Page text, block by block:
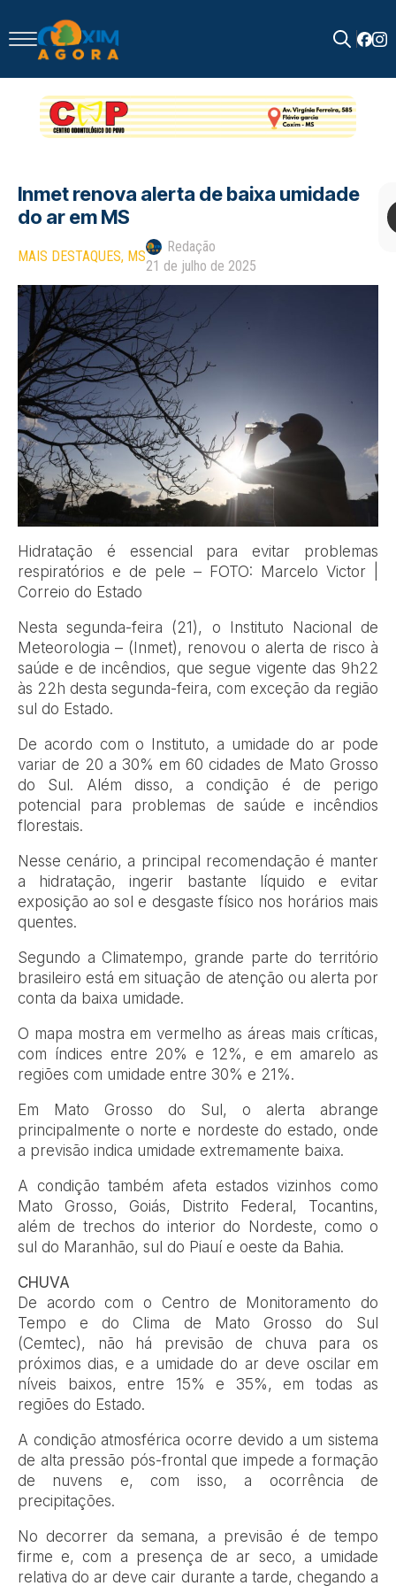
for:
Inmet renova alerta de baixa umidade
do ar em MS
MAIS DESTAQUES MS
Redação
21 de julho de 2025
Hidratação é essencial para evitar problemas
respiratórios e de pele – FOTO: Marcelo Victor |
Correio do Estado
Nesta segunda-feira (21), o Instituto Nacional de
Meteorologia – (Inmet), renovou o alerta de risco à
saúde e de incêndios, que segue vigente das 9h22
às 22h desta segunda-feira, com exceção da região
sul do Estado.
De acordo com o Instituto, a umidade do ar pode
variar de 20 a 30% em 60 cidades de Mato Grosso
do Sul. Além disso, a condição é de perigo
potencial para problemas de saúde e incêndios
florestais.
Nesse cenário, a principal recomendação é manter
a hidratação, ingerir bastante líquido e evitar
exposição ao sol e desgaste físico nos horários mais
quentes.
Segundo a Climatempo, grande parte do território
brasileiro está em situação de atenção ou alerta por
conta da baixa umidade.
O mapa mostra em vermelho as áreas mais críticas,
com índices entre 20% e 12%, e em amarelo as
regiões com umidade entre 30% e 21%.
Em Mato Grosso do Sul, o alerta abrange
principalmente o norte e nordeste do estado, onde
a previsão indica umidade extremamente baixa.
A condição também afeta estados vizinhos como
Mato Grosso, Goiás, Distrito Federal, Tocantins,
além de trechos do interior do Nordeste, como o
sul do Maranhão, sul do Piauí e oeste da Bahia.
CHUVA
De acordo com o Centro de Monitoramento do
Tempo e do Clima de Mato Grosso do Sul
(Cemtec), não há previsão de chuva para os
próximos dias, e a umidade do ar deve oscilar em
níveis baixos, entre 15% e 35%, em todas as
regiões do Estado.
A condição atmosférica ocorre devido a um sistema
de alta pressão pós-frontal que impede a formação
de nuvens e, com isso, a ocorrência de
precipitações.
No decorrer da semana, a previsão é de tempo
firme e, com a presença de ar seco, a umidade
relativa do ar deve cair durante a tarde, chegando a